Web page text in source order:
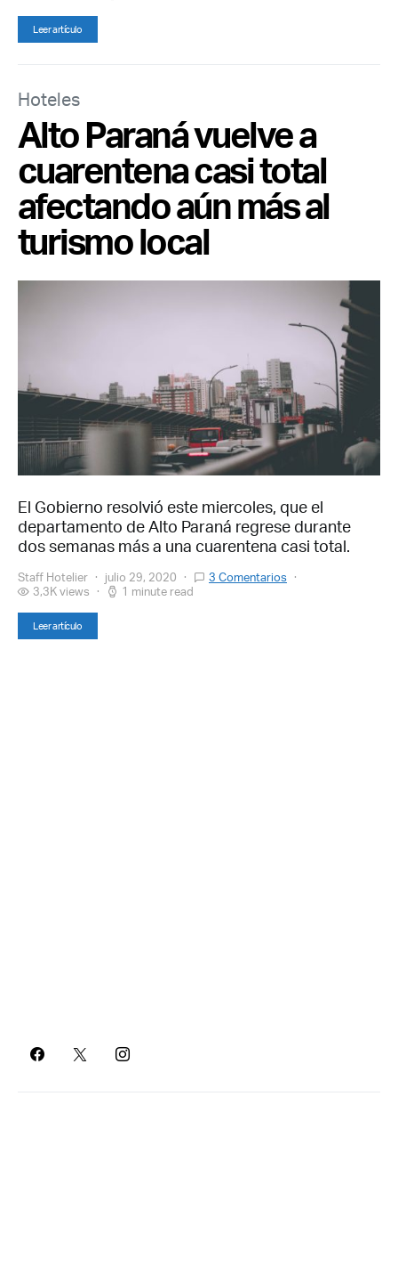
Leer artículo
Hoteles
Alto Paraná vuelve a
cuarentena casi total
afectando aún más al
turismo local
El Gobierno resolvió este miercoles, que el
departamento de Alto Paraná regrese durante
dos semanas más a una cuarentena casi total.
Staff Hotelier julio 29, 2020
3 Comentarios
3,3K views
1 minute read
Leer artículo